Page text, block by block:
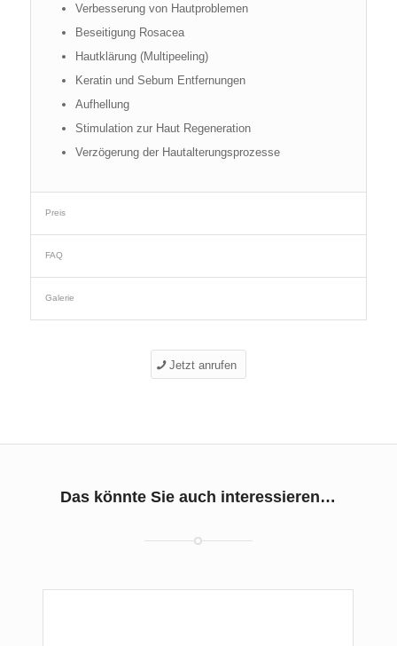
Verbesserung von Hautproblemen
Beseitigung Rosacea
Hautklärung (Multipeeling)
Keratin und Sebum Entfernungen
Aufhellung
Stimulation zur Haut Regeneration
Verzögerung der Hautalterungsprozesse
Preis
FAQ
Galerie
Jetzt anrufen
Das könnte Sie auch interessieren…